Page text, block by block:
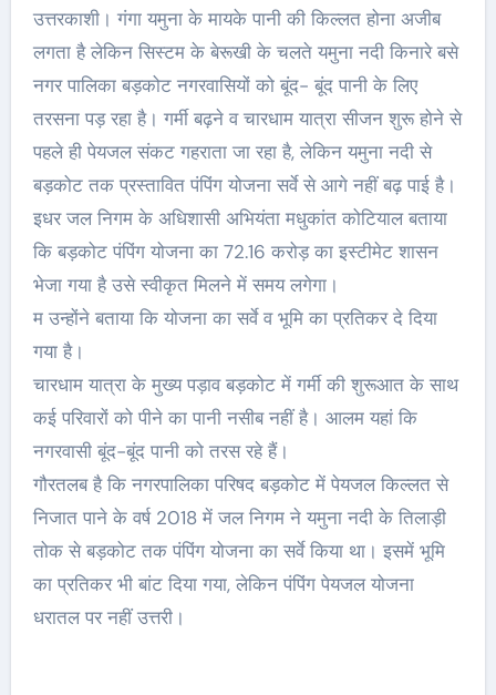
उत्तरकाशी। गंगा यमुना के मायके पानी की किल्लत होना अजीब
लगता है लेकिन सिस्टम के बेरूखी के चलते यमुना नदी किनारे बसे
नगर पालिका बड़कोट नगरवासियों को बूंद- बूंद पानी के लिए
तरसना पड़ रहा है। गर्मी बढ़ने व चारधाम यात्रा सीजन शुरू होने से
पहले ही पेयजल संकट गहराता जा रहा है, लेकिन यमुना नदी से
बड़कोट तक प्रस्तावित पंपिंग योजना सर्वे से आगे नहीं बढ़ पाई है।
इधर जल निगम के अधिशासी अभियंता मधुकांत कोटियाल बताया
कि बड़कोट पंपिंग योजना का 72.16 करोड़ का इस्टीमेट शासन
भेजा गया है उसे स्वीकृत मिलने में समय लगेगा।
म उन्होंने बताया कि योजना का सर्वे व भूमि का प्रतिकर दे दिया
गया है।
चारधाम यात्रा के मुख्य पड़ाव बड़कोट में गर्मी की शुरूआत के साथ
कई परिवारों को पीने का पानी नसीब नहीं है। आलम यहां कि
नगरवासी बूंद-बूंद पानी को तरस रहे हैं।
गौरतलब है कि नगरपालिका परिषद बड़कोट में पेयजल किल्लत से
निजात पाने के वर्ष 2018 में जल निगम ने यमुना नदी के तिलाड़ी
तोक से बड़कोट तक पंपिंग योजना का सर्वे किया था। इसमें भूमि
का प्रतिकर भी बांट दिया गया, लेकिन पंपिंग पेयजल योजना
धरातल पर नहीं उत्तरी।